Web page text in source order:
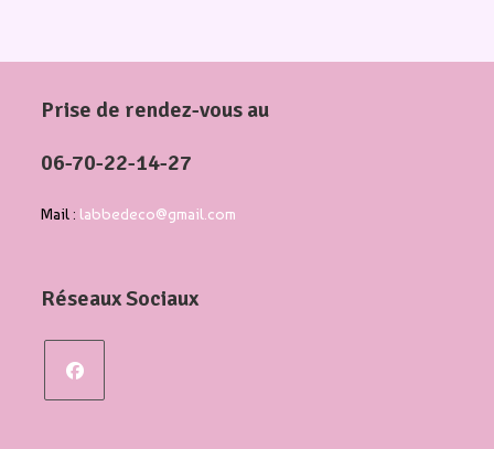
Prise de rendez-vous au
06-70-22-14-27
Mail : labbedeco@gmail.com
Réseaux Sociaux